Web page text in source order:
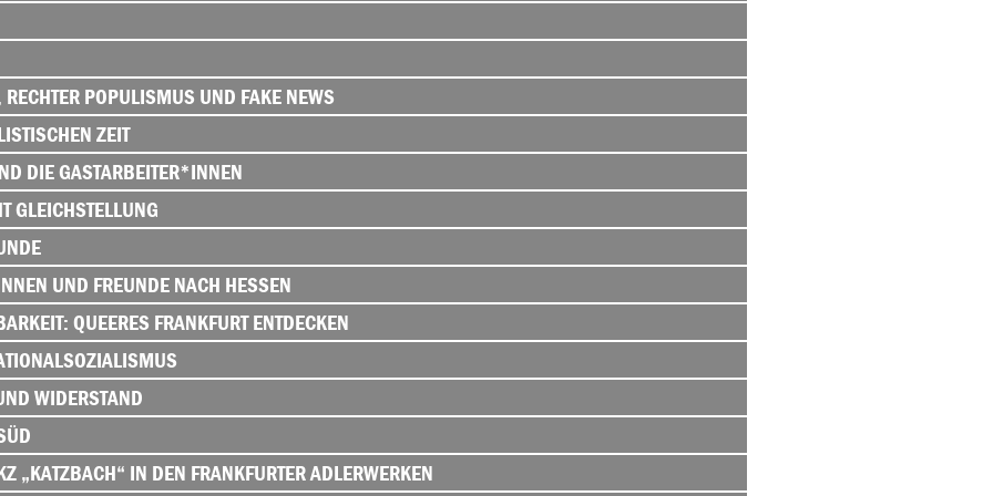
POPULISMUS UND FAKE NEWS
ZEIT
DIE GASTARBEITER*INNEN
GLEICHSTELLUNG
UND FREUNDE NACH HESSEN
QUEERES FRANKFURT ENTDECKEN
WIDERSTAND
„KATZBACH“ IN DEN FRANKFURTER ADLERWERKEN